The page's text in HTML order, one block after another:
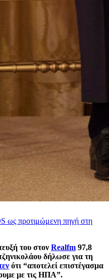
ως προτιμώμενη πηγή στη
του στον Realfm 97,8
δήλωσε για τη
ότι “αποτελεί επιστέγασμα
με τις ΗΠΑ”.